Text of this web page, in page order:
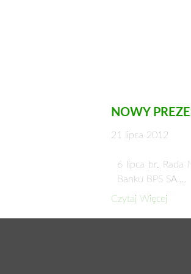
NOWY
21 lipca 2012
6 lipca br. Rada
Banku BPS SA …
Czytaj Więcej